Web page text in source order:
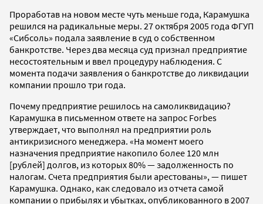
Проработав на новом месте чуть меньше года, Карамушка
решился на радикальные меры. 27 октября 2005 года ФГУП
«Сибсоль» подала заявление в суд о собственном
банкротстве. Через два месяца суд признал предприятие
несостоятельным и ввел процедуру наблюдения. С
момента подачи заявления о банкротстве до ликвидации
компании прошло три года.
Почему предприятие решилось на самоликвидацию?
Карамушка в письменном ответе на запрос Forbes
утверждает, что выполнял на предприятии роль
антикризисного менеджера. «На момент моего
назначения предприятие накопило более 120 млн
[рублей] долгов, из которых 80% — задолженность по
налогам. Счета предприятия были арестованы», — пишет
Карамушка. Однако, как следовало из отчета самой
компании о прибылях и убытках, опубликованного в 2007